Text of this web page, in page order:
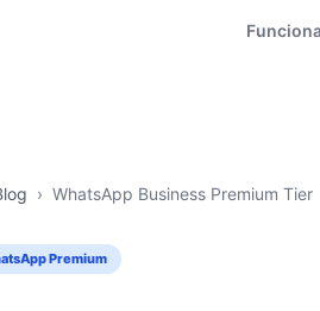
› WhatsApp Business Premium Tier
Premium